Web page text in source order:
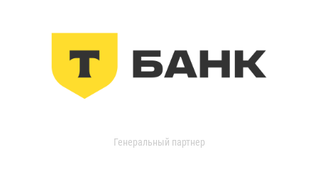
Генеральный партнер